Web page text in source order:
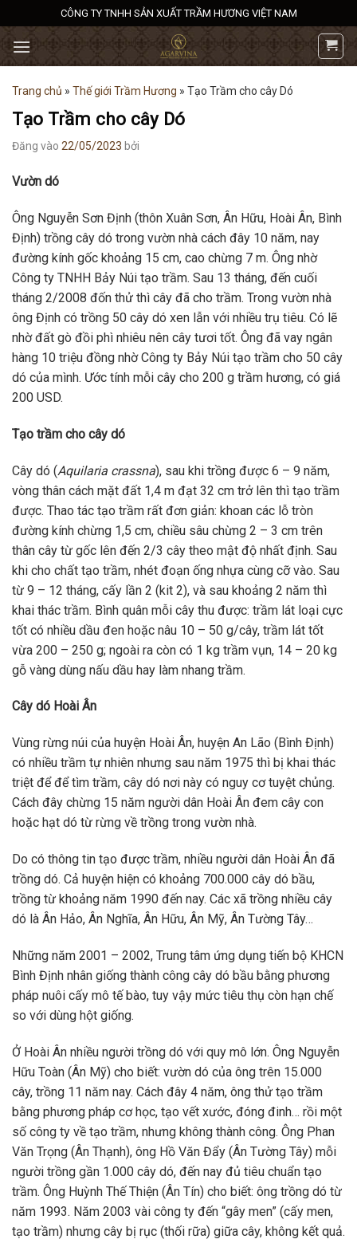
qua
nội
dung
CÔNG TY TNHH SẢN XUẤT TRẦM HƯƠNG VIỆT NAM
Trang chủ » Thế giới Trầm Hương » Tạo Trầm cho cây Dó
Tạo Trầm cho cây Dó
Đăng vào 22/05/2023 bởi
Vườn dó
Ông Nguyễn Sơn Định (thôn Xuân Sơn, Ân Hữu, Hoài Ân, Bình
Định) trồng cây dó trong vườn nhà cách đây 10 năm, nay
đường kính gốc khoảng 15 cm, cao chừng 7 m. Ông nhờ
Công ty TNHH Bảy Núi tạo trầm. Sau 13 tháng, đến cuối
tháng 2/2008 đốn thử thì cây đã cho trầm. Trong vườn nhà
ông Định có trồng 50 cây dó xen lẫn với nhiều trụ tiêu. Có lẽ
nhờ đất gò đồi phì nhiêu nên cây tươi tốt. Ông đã vay ngân
hàng 10 triệu đồng nhờ Công ty Bảy Núi tạo trầm cho 50 cây
dó của mình. Ước tính mỗi cây cho 200 g trầm hương, có giá
200 USD.
Tạo trầm cho cây dó
Cây dó (Aquilaria crassna), sau khi trồng được 6 – 9 năm,
vòng thân cách mặt đất 1,4 m đạt 32 cm trở lên thì tạo trầm
được. Thao tác tạo trầm rất đơn giản: khoan các lỗ tròn
đường kính chừng 1,5 cm, chiều sâu chừng 2 – 3 cm trên
thân cây từ gốc lên đến 2/3 cây theo mật độ nhất định. Sau
khi cho chất tạo trầm, nhét đoạn ống nhựa cùng cỡ vào. Sau
từ 9 – 12 tháng, cấy lần 2 (kit 2), và sau khoảng 2 năm thì
khai thác trầm. Bình quân mỗi cây thu được: trầm lát loại cực
tốt có nhiều dầu đen hoặc nâu 10 – 50 g/cây, trầm lát tốt
vừa 200 – 250 g; ngoài ra còn có 1 kg trầm vụn, 14 – 20 kg
gỗ vàng dùng nấu dầu hay làm nhang trầm.
Cây dó Hoài Ân
Vùng rừng núi của huyện Hoài Ân, huyện An Lão (Bình Định)
có nhiều trầm tự nhiên nhưng sau năm 1975 thì bị khai thác
triệt để để tìm trầm, cây dó nơi này có nguy cơ tuyệt chủng.
Cách đây chừng 15 năm người dân Hoài Ân đem cây con
hoặc hạt dó từ rừng về trồng trong vườn nhà.
Do có thông tin tạo được trầm, nhiều người dân Hoài Ân đã
trồng dó. Cả huyện hiện có khoảng 700.000 cây dó bầu,
trồng từ khoảng năm 1990 đến nay. Các xã trồng nhiều cây
dó là Ân Hảo, Ân Nghĩa, Ân Hữu, Ân Mỹ, Ân Tường Tây…
Những năm 2001 – 2002, Trung tâm ứng dụng tiến bộ KHCN
Bình Định nhân giống thành công cây dó bầu bằng phương
pháp nuôi cấy mô tế bào, tuy vậy mức tiêu thụ còn hạn chế
so với dùng hột giống.
Ở Hoài Ân nhiều người trồng dó với quy mô lớn. Ông Nguyễn
Hữu Toàn (Ân Mỹ) cho biết: vườn dó của ông trên 15.000
cây, trồng 11 năm nay. Cách đây 4 năm, ông thử tạo trầm
bằng phương pháp cơ học, tạo vết xước, đóng đinh… rồi một
số công ty về tạo trầm, nhưng không thành công. Ông Phan
Văn Trọng (Ân Thạnh), ông Hồ Văn Đẩy (Ân Tường Tây) mỗi
người trồng gần 1.000 cây dó, đến nay đủ tiêu chuẩn tạo
trầm. Ông Huỳnh Thế Thiện (Ân Tín) cho biết: ông trồng dó từ
năm 1993. Năm 2003 vài công ty đến “gây men” (cấy men,
tạo trầm) nhưng cây bị rục (thối rữa) giữa cây, không kết quả.